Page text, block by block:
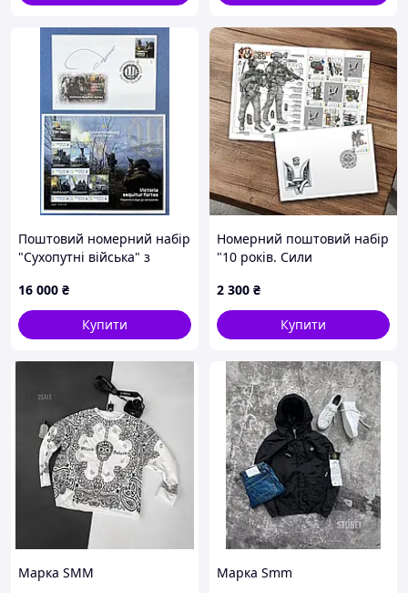
Поштовий номерний набір
"Сухопутні війська" з
Головнокомандувача ЗСУ
16 000 ₴
Купити
Номерний поштовий набір
"10 років. Сили
(9 марок), Власна марка,
2026
2 300 ₴
Купити
Марка SMM Марка Smm